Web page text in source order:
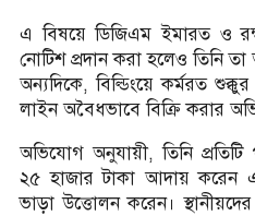
এ বিষয়ে ডিজিএম ইমারত ও
নোটিশ প্রদান করা হলেও তিনি
অন্যদিকে, বিল্ডিংয়ে কর্মরত
লাইন অবৈধভাবে বিক্রি করার
অভিযোগ অনুযায়ী, তিনি
২৫ হাজার টাকা আদায় করেন
ভাড়া উত্তোলন করেন।